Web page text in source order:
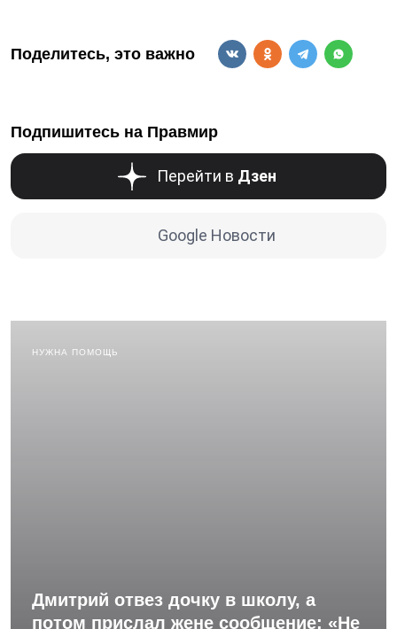
Поделитесь, это важно
Подпишитесь на Правмир
Перейти в Дзен
Google Новости
НУЖНА ПОМОЩЬ
Дмитрий отвез дочку в школу, а
потом прислал жене сообщение: «Не